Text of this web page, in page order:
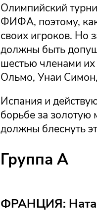
Олимпийский
ФИФА, поэтому,
своих игроков. Но
должны быть
шестью членами
Ольмо, Унаи
Испания и
борьбе за
должны блеснуть
Группа А
ФРАНЦИЯ: